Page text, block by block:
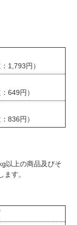
：1,793円）
649円）
836円）
以上の商品及びそ
す。